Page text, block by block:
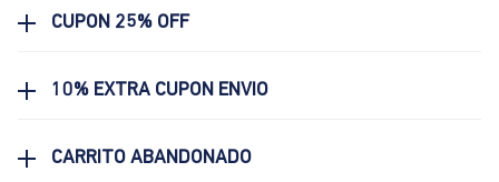
CUPON 25% OFF
10% EXTRA CUPON ENVIO
CARRITO ABANDONADO